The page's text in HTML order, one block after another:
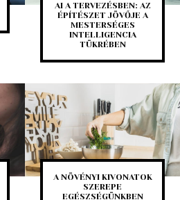
AI A TERVEZÉSBEN: AZ
ÉPÍTÉSZET JÖVŐJE A
MESTERSÉGES
INTELLIGENCIA
TÜKRÉBEN
A NÖVÉNYI KIVONATOK
SZEREPE
EGÉSZSÉGÜNKBEN